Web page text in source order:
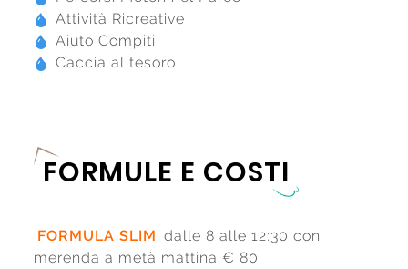
Attività Ricreative
Aiuto Compiti
Caccia al tesoro
FORMULE E COSTI
FORMULA SLIM dalle 8 alle 12:30 con
merenda a metà mattina € 80